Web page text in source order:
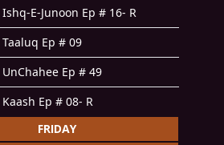
Ishq-E-Junoon Ep # 16- R
Taaluq Ep # 09
UnChahee Ep # 49
Kaash Ep # 08- R
FRIDAY